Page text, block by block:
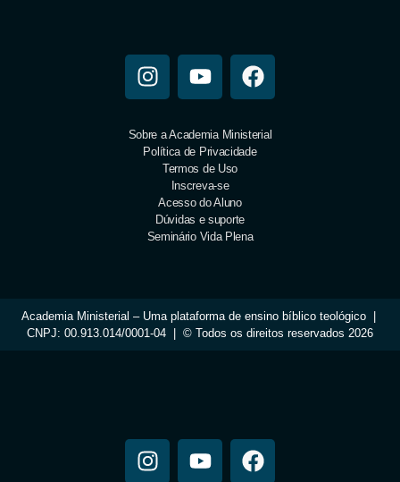
Sobre a Academia Ministerial
Política de Privacidade
Termos de Uso
Inscreva-se
Acesso do Aluno
Dúvidas e suporte
Seminário Vida Plena
Academia Ministerial – Uma plataforma de ensino bíblico teológico |
CNPJ: 00.913.014/0001-04 | © Todos os direitos reservados 2026